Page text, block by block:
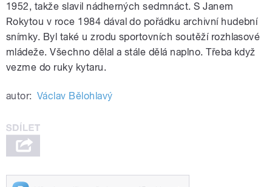
1952, takže slavil nádherných sedmnáct. S Janem
Rokytou v roce 1984 dával do pořádku archivní hudební
snímky. Byl také u zrodu sportovních soutěží rozhlasové
mládeže. Všechno dělal a stále dělá naplno. Třeba když
vezme do ruky kytaru.
autor: Václav Bělohlavý